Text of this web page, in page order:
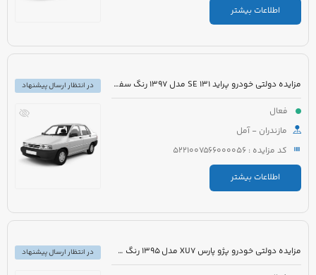
اطلاعات بیشتر
مزایده دولتی خودرو پراید 131 SE مدل 1397 رنگ سفید
فعال
مازندران - آمل
کد مزایده : 5221007566000056
اطلاعات بیشتر
در انتظار ارسال پیشنهاد
مزایده دولتی خودرو پژو پارس XU7 مدل 1395 رنگ سفید روغنی
در انتظار ارسال پیشنهاد